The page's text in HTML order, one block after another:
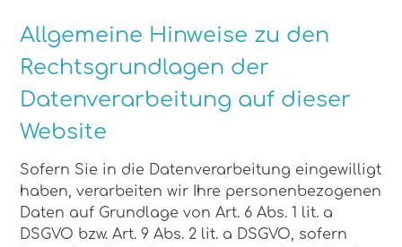
Allgemeine Hinweise zu den
Rechtsgrundlagen der
Datenverarbeitung auf dieser
Website
Sofern Sie in die Datenverarbeitung eingewilligt
haben, verarbeiten wir Ihre personenbezogenen
Daten auf Grundlage von Art. 6 Abs. 1 lit. a
DSGVO bzw. Art. 9 Abs. 2 lit. a DSGVO, sofern